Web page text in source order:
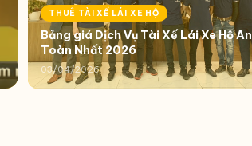
THUÊ TÀI XẾ LÁI XE HỘ
Bảng giá Dịch Vụ Tài Xế Lái Xe Hộ An
Toàn Nhất 2026
03/04/2026